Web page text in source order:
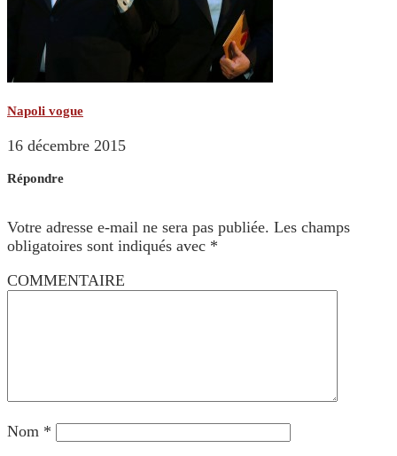
Napoli vogue
16 décembre 2015
Répondre
Votre adresse e-mail ne sera pas publiée. Les champs
obligatoires sont indiqués avec *
COMMENTAIRE
Nom *